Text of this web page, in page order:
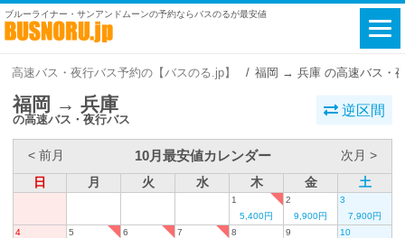
ブルーライナー・サンアンドムーンの予約ならバスのるが最安値
高速バス・夜行バス予約の【バスのる.jp】 福岡 → 兵庫 の高速バス・
福岡 → 兵庫
の高速バス・夜行バス
逆区間
< 前月 10月最安値カレンダー
次月 >
日
月 火 水 木 金 土
1
5,400円
2
9,900円
3
7,900円
4
5
6
7
8
9
10